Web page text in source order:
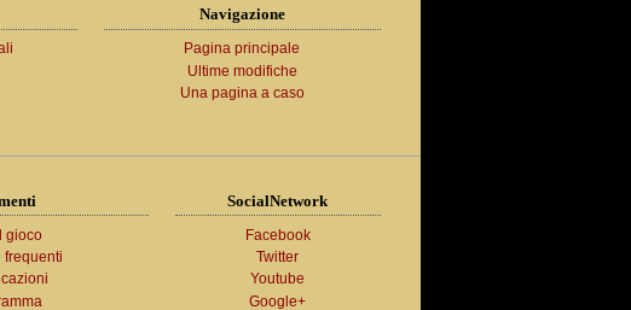
Navigazione
Pagina principale
Ultime modifiche
Una pagina a caso
gioco
frequenti
SocialNetwork
Facebook
Twitter
Youtube
Google+